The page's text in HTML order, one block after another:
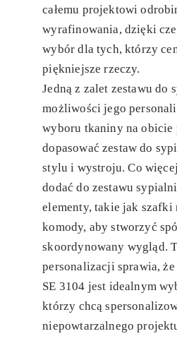
całemu projektowi
wyrafinowania, dzięki
wybór dla tych, którzy
piękniejsze rzeczy.
Jedną z zalet zestawu do
możliwości jego
wyboru tkaniny na obicie
dopasować zestaw do
stylu i wystroju. Co
dodać do zestawu
elementy, takie jak szafki
komody, aby stworzyć
skoordynowany wygląd.
personalizacji sprawia,
SE 3104 jest idealnym
którzy chcą
niepowtarzalnego